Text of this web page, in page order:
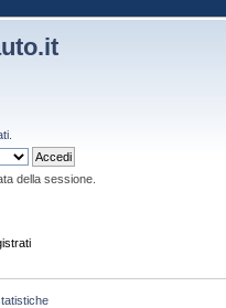
della sessione.